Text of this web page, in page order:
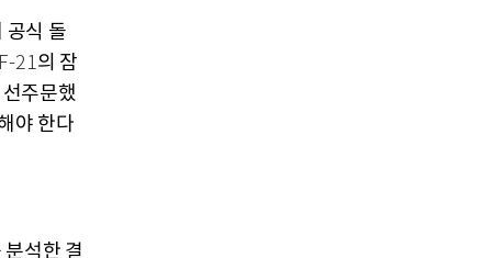
공식 돌
21의 잠
주문했
야 한다
분석한 결